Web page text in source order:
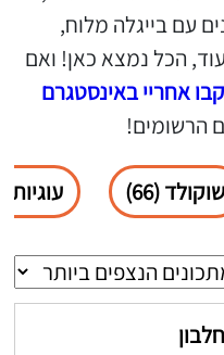
עם בייגלה מלוח,
הכל נמצא כאן! ואם
אחריי באינסטגרם
הרשומים!
שוקולד (66) עוגיות (25)